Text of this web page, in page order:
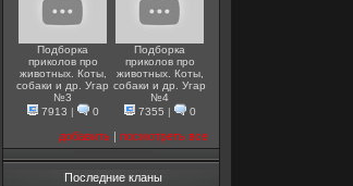
Подборка
приколов про
животных. Коты,
собаки и др. Угар
№3
7913 | 0
Подборка
приколов про
животных. Коты,
собаки и др. Угар
№4
7355 | 0
добавить | посмотреть все
Последние кланы